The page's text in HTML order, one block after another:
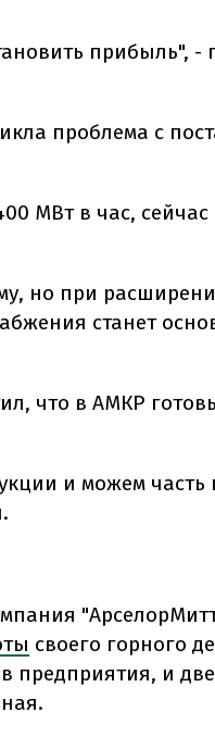
прибыль", -
проблема с
МВт в час, сейчас
но при
станет
что в АМКР
и можем часть
своего горного
предприятия, и